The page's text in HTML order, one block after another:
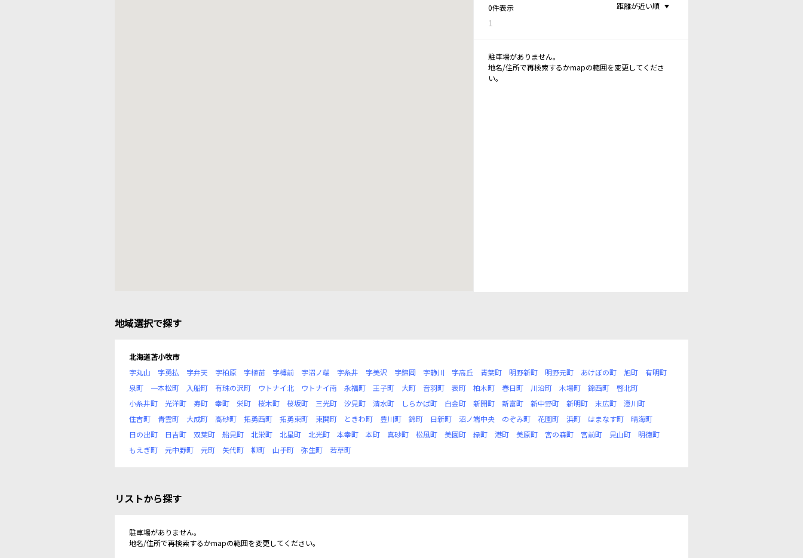
0件表示
1
距離が近い順
駐車場がありません。
地名/住所で再検索するかmapの範囲を変更してくださ
い。
地域選択で探す
北海道苫小牧市
字丸山
字勇払 字弁天 字柏原 字植苗 字樽前 字沼ノ端 字糸井 字美沢 字錦岡 字静川 字高丘 青葉町 明野新町 明野元町 あけぼの町 旭町
有明町
泉町
一本松町 入船町 有珠の沢町 ウトナイ北 ウトナイ南 永福町 王子町 大町 音羽町 表町 柏木町 春日町 川沿町 木場町 錦西町
啓北町
小糸井町
光洋町 寿町 幸町 栄町 桜木町 桜坂町 三光町 汐見町 清水町 しらかば町 白金町 新開町 新富町 新中野町 新明町 末広町
澄川町
住吉町
青雲町 大成町 高砂町 拓勇西町 拓勇東町 東開町 ときわ町 豊川町 錦町 日新町 沼ノ端中央 のぞみ町 花園町 浜町 はまなす町
晴海町
日の出町
日吉町 双葉町 船見町 北栄町 北星町 北光町 本幸町 本町 真砂町 松風町 美園町 緑町 港町 美原町 宮の森町 宮前町 見山町
明徳町
もえぎ町
元中野町 元町 矢代町 柳町 山手町 弥生町 若草町
リストから探す
駐車場がありません。
地名/住所で再検索するかmapの範囲を変更してください。